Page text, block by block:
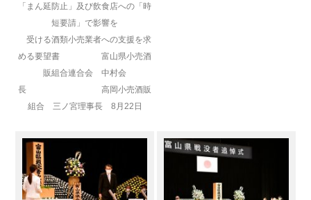
「まん延防止」及び飲食店への「時
短要請」で影響を
受ける酒類小売業者への支援を求
める要望書 富山県小売酒
販組合連合会 中村会
長 高岡小売酒販
組合 三ノ宮理事長 8月22日